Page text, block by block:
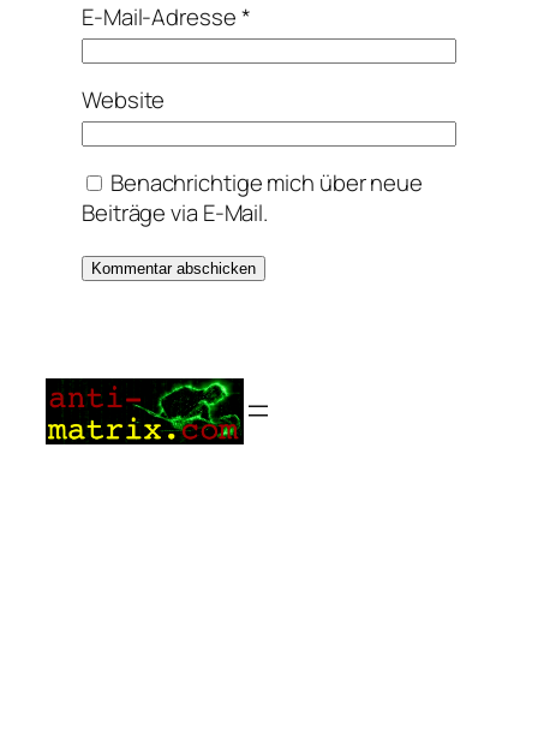
E-Mail-Adresse*
Website
Benachrichtige mich über neue
Beiträge via E-Mail.